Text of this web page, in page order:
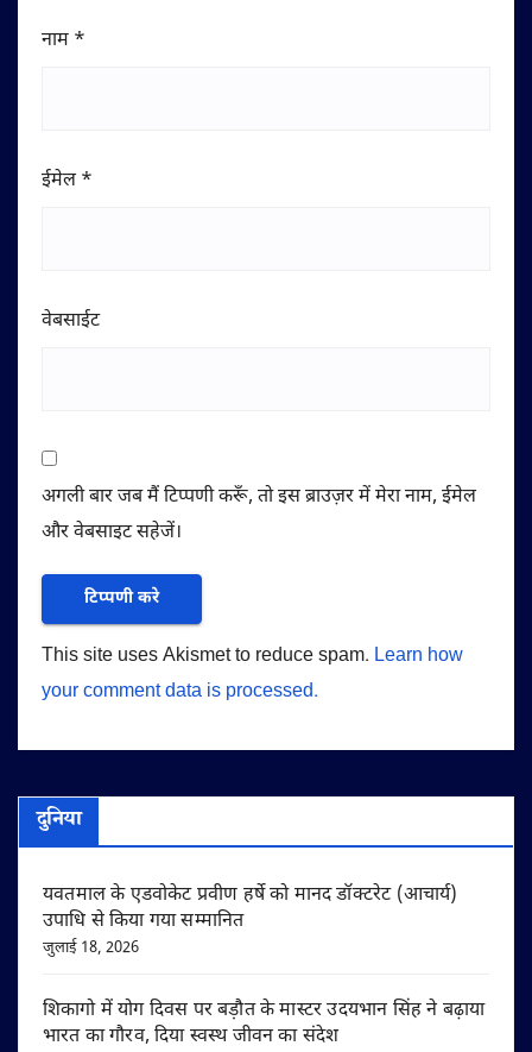
नाम *
ईमेल *
वेबसाईट
अगली बार जब मैं टिप्पणी करूँ, तो इस ब्राउज़र में मेरा नाम, ईमेल
और वेबसाइट सहेजें।
This site uses Akismet to reduce spam. Learn how
your comment data is processed.
दुनिया
यवतमाल के एडवोकेट प्रवीण हर्षे को मानद डॉक्टरेट (आचार्य)
उपाधि से किया गया सम्मानित
जुलाई 18, 2026
शिकागो में योग दिवस पर बड़ौत के मास्टर उदयभान सिंह ने बढ़ाया
भारत का गौरव, दिया स्वस्थ जीवन का संदेश